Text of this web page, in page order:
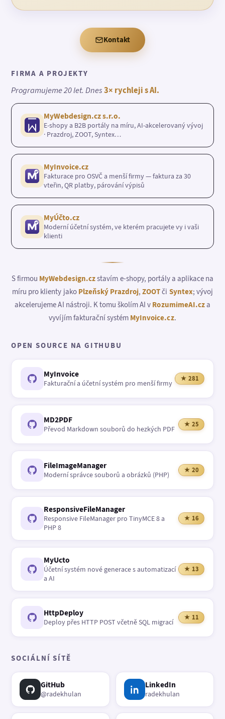
Kontakt
FIRMA A PROJEKTY
Programujeme 20 let. Dnes3× rychleji s AI.
MyWebdesign.cz s.r.o.
E-shopy a B2B portály na míru, AI-akcelerovaný vývoj
· Prazdroj, ZOOT, Syntex…
MyInvoice.cz
Fakturace pro OSVČ a menší firmy — faktura za 30
vteřin, QR platby, párování výpisů
MyÚčto.cz
Moderní účetní systém, ve kterém pracujete vy i vaši
klienti
S firmou MyWebdesign.czstavím e-shopy, portály a aplikace na
míru pro klienty jako Plzeňský Prazdroj,ZOOTči Syntex; vývoj
akcelerujeme AI nástroji. K tomu školím AI v RozumimeAI.cza
vyvíjím fakturační systém MyInvoice.cz.
OPEN SOURCE NA GITHUBU
MyInvoice
Fakturační a účetní systém pro menší firmy
★ 281
MD2PDF
Převod Markdown souborů do hezkých PDF
★ 25
FileImageManager
Moderní správce souborů a obrázků (PHP)
★ 20
ResponsiveFileManager
Responsive FileManager pro TinyMCE 8 a
PHP 8
★ 16
MyUcto
Účetní systém nové generace s automatizací
a AI
★ 13
HttpDeploy
Deploy přes HTTP POST včetně SQL migrací
★ 11
SOCIÁLNÍ SÍTĚ
GitHub
@radekhulan
LinkedIn
radekhulan